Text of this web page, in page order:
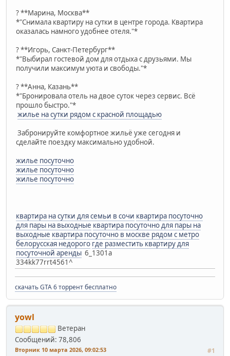
? **Марина, Москва**
*"Снимала квартиру на сутки в центре города. Квартира
оказалась намного удобнее отеля."*
? **Игорь, Санкт-Петербург**
*"Выбирал гостевой дом для отдыха с друзьями. Мы
получили максимум уюта и свободы."*
? **Анна, Казань**
*"Бронировала отель на двое суток через сервис. Всё
прошло быстро."*
жилье на сутки рядом с красной площадью
Забронируйте комфортное жильё уже сегодня и
сделайте поездку максимально удобной.
жилье посуточно
жилье посуточно
жилье посуточно
квартира на сутки для семьи в сочи квартира посуточно
для пары на выходные квартира посуточно для пары на
выходные квартира посуточно в москве рядом с метро
белорусская недорого где разместить квартиру для
посуточной аренды 6_1301a
334kk77rrt4561^
скачать GTA 6 торрент бесплатно
yowl
Ветеран
Сообщений: 78,806
Вторник 10 марта 2026, 09:02:53 #1